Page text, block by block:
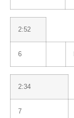
2:52
6
2:34
7